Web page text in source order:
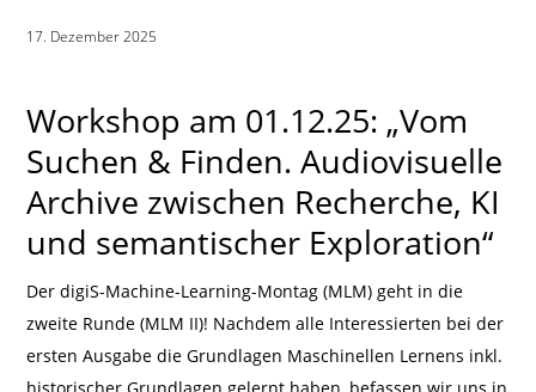
17. Dezember 2025
Workshop am 01.12.25: „Vom
Suchen & Finden. Audiovisuelle
Archive zwischen Recherche, KI
und semantischer Exploration“
Der digiS-Machine-Learning-Montag (MLM) geht in die
zweite Runde (MLM II)! Nachdem alle Interessierten bei der
ersten Ausgabe die Grundlagen Maschinellen Lernens inkl.